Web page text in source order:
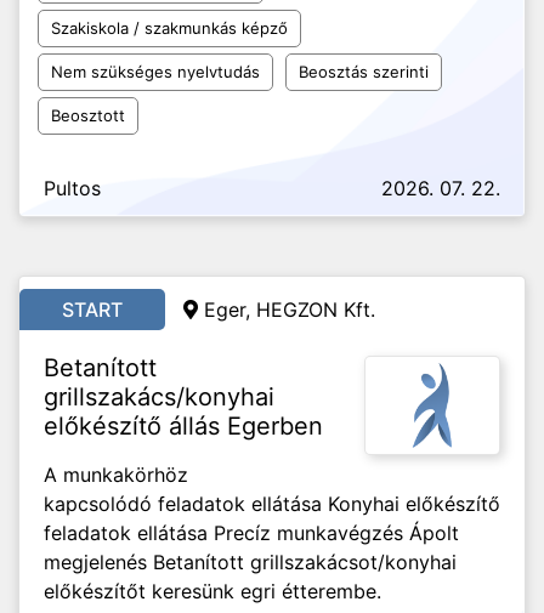
Szakiskola / szakmunkás képző
Nem szükséges nyelvtudás Beosztás szerinti
Beosztott
Pultos 2026. 07. 22.
START Eger, HEGZON Kft.
Betanított
grillszakács/konyhai
előkészítő állás Egerben
A munkakörhöz
kapcsolódó feladatok ellátása Konyhai előkészítő
feladatok ellátása Precíz munkavégzés Ápolt
megjelenés Betanított grillszakácsot/konyhai
előkészítőt keresünk egri étterembe.